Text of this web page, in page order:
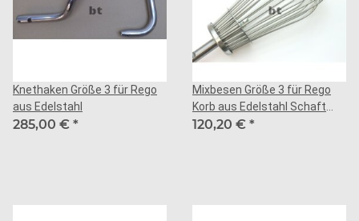
Knethaken Größe 3 für Rego
aus Edelstahl
285,00 € *
Mixbesen Größe 3 für Rego
Korb aus Edelstahl Schaft
aus Stahl
120,20 € *